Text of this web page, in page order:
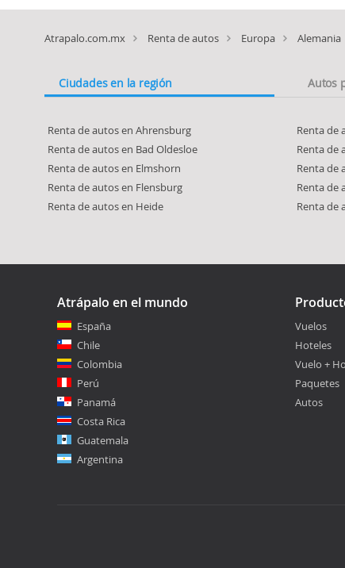
Atrapalo.com.mx Renta de autos Europa Alemania
Ciudades en la región Autos
Renta de autos en Ahrensburg
Renta de autos en Bad Oldesloe
Renta de autos en Elmshorn
Renta de autos en Flensburg
Renta de autos en Heide
Renta de
Renta de
Renta de
Renta de
Renta de
Atrápalo en el mundo
España
Chile
Colombia
Perú
Panamá
Costa Rica
Guatemala
Argentina
Vuelos
Hoteles
Vuelo +
Paquetes
Autos